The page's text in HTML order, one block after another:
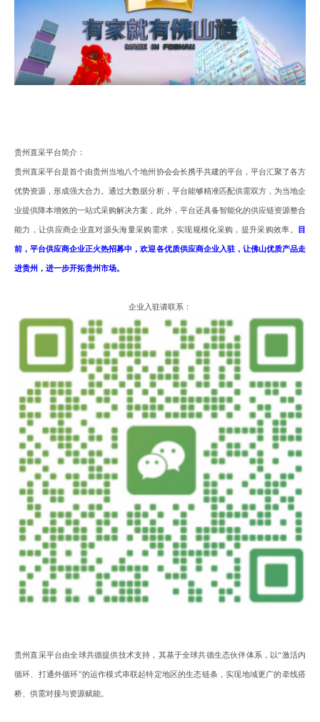
贵州直采平台简介 ：
贵州直采平台是首个由贵州当地八个地州协会会长携手共建的平台 ， 平台汇聚了各方
优势资源，形成强大合力 。通过大数据分析， 平台能够精准匹配供需双方， 为当地企
业提供降本增效的一站式采购解决方案， 此外， 平台还具备智能化的供应链资源整合
能力 ，让供应商企业直对源头海量采购需求 ， 实现规模化采购 ， 提升采购效率。 目
前 ，平台供应商企业正火热招募中 ，欢迎各优质供应商企业入驻， 让佛山优质产品走
进贵州 ， 进一步开拓贵州市场。
企业入驻请联系 ：
贵州直采平台由全球共德提供技术支持 ， 其基于全球共德生态伙伴体系 ，以“激活内
循环、 打通外循环”的运作模式串联起特定地区的生态链条，实现地域更广的牵线搭
桥、供需对接与资源赋能。